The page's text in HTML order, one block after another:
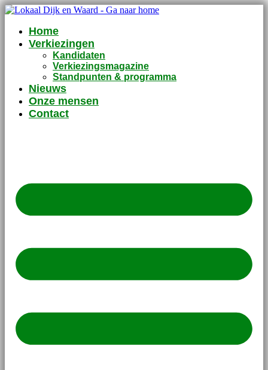
Home
Verkiezingen
Kandidaten
Verkiezingsmagazine
Standpunten & programma
Nieuws
Onze mensen
Contact